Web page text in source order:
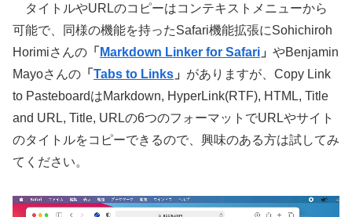
タイトルやURLのコピーはコンテキストメニューから
可能で、同様の機能を持ったSafari機能拡張にSohichiroh
Horimiさんの 「 Markdown Linker for Safar‪i‬ 」 やBenjamin
Mayoさんの 「 Tabs to Links 」 がありますが、Copy Link
to Pasteboar‪d‬はMarkdown, HyperLink(RTF), HTML, Title
and URL, Title, URLの6つのフォーマットでURLやサイト
のタイトルをコピーできるので、興味のある方は試してみ
てください。
動